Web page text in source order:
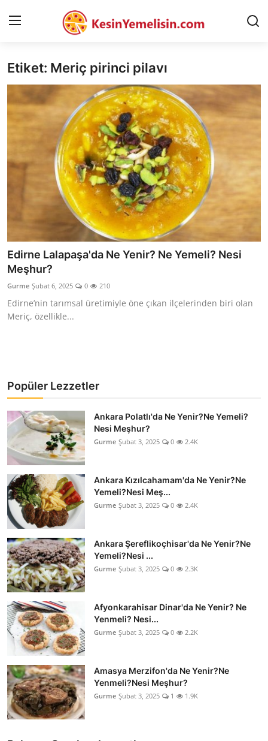
AnaSayfa
Gizlilik Sözleşmesi
Rüya Tabirleri
Diyet & Sağlıklı Beslenme
Helal Gıda & Dini Hükümler
Gıda Güvenliği & Bilimi
Kalori & Diyet Rehberi
Mutfak Püf Noktaları & İpuçları
İçecek Kültürü & Barista
Yöresel Tarifler & Ev Yemekleri
Gıda Güvenliği & Sağlık
İçecek Kültürü & Rehberleri
Popüler Kültür & Mutfak Tarihi
Mutfak Temizliği & Pratik Bilgiler
Anne & Bebek Beslenmesi
Mutfak Sırları & Teknikler
Gıda Sözlüğü & Nedir?
Yemek Tarifleri & Menüler
Etiket: Meriç pirinci pilavı
Edirne Lalapaşa'da Ne Yenir? Ne Yemeli? Nesi
Meşhur?
Gurme Şubat 6, 2025 0 210
Edirne’nin tarımsal üretimiyle öne çıkan ilçelerinden biri olan
Meriç, özellikle...
Popüler Lezzetler
Ankara Polatlı'da Ne Yenir?Ne Yemeli?
Nesi Meşhur?
Gurme Şubat 3, 2025 0 2.4K
Ankara Kızılcahamam'da Ne Yenir?Ne
Yemeli?Nesi Meş...
Gurme Şubat 3, 2025 0 2.4K
Ankara Şereflikoçhisar'da Ne Yenir?Ne
Yemeli?Nesi ...
Gurme Şubat 3, 2025 0 2.3K
Afyonkarahisar Dinar'da Ne Yenir? Ne
Yenmeli? Nesi...
Gurme Şubat 3, 2025 0 2.2K
Amasya Merzifon'da Ne Yenir?Ne
Yenmeli?Nesi Meşhur?
Gurme Şubat 3, 2025 1 1.9K